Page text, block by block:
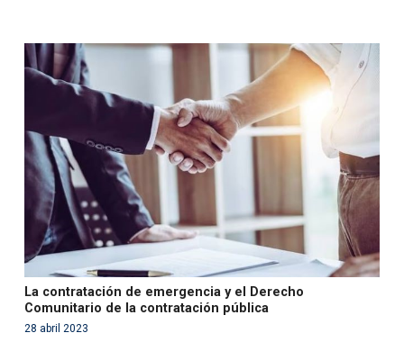
Warning : Use of undefined constant php - assumed
'php' (this will throw an Error in a future version of PHP)
/var/www/acami.es/wp-
content/themes/fundcami/page-publicaciones.php
on line99
La contratación de emergencia y el Derecho
Comunitario de la contratación pública
28 abril 2023